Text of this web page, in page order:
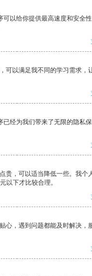
可以给你提供最高速度和安全
可以满足我不同的学习需求，
已经为我们带来了无限的隐私
贵，可以适当降低一些。我个
以下才比较合理。
心，遇到问题都能及时解决，